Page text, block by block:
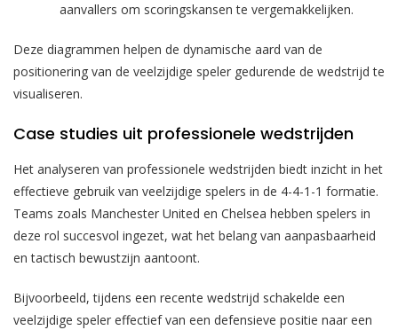
aanvallers om scoringskansen te vergemakkelijken.
Deze diagrammen helpen de dynamische aard van de
positionering van de veelzijdige speler gedurende de wedstrijd te
visualiseren.
Case studies uit professionele wedstrijden
Het analyseren van professionele wedstrijden biedt inzicht in het
effectieve gebruik van veelzijdige spelers in de 4-4-1-1 formatie.
Teams zoals Manchester United en Chelsea hebben spelers in
deze rol succesvol ingezet, wat het belang van aanpasbaarheid
en tactisch bewustzijn aantoont.
Bijvoorbeeld, tijdens een recente wedstrijd schakelde een
veelzijdige speler effectief van een defensieve positie naar een